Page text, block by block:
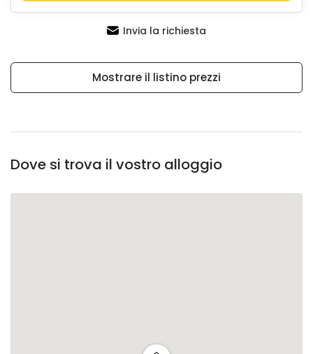
Invia la richiesta
Mostrare il listino prezzi
Dove si trova il vostro alloggio